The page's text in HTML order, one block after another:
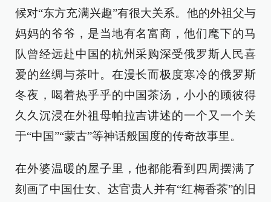
候对“东方充满兴趣”有很大关系。他的外祖父与
妈妈的爷爷，是当地有名富商，他们麾下的马
队曾经远赴中国的杭州采购深受俄罗斯人民喜
爱的丝绸与茶叶。在漫长而极度寒冷的俄罗斯
冬夜，喝着热乎乎的中国茶汤，小小的顾彼得
久久沉浸在外祖母帕拉吉讲述的一个又一个关
于“中国”“蒙古”等神话般国度的传奇故事里。
在外婆温暖的屋子里，他都能看到四周摆满了
刻画了中国仕女、达官贵人并有“红梅香茶”的旧